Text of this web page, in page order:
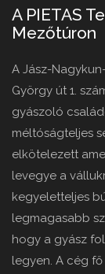
A PIETAS
Mezőtúron
A Jász-
György út 1.
gyászoló
méltóságteljes
elkötelezett
levegye a
kegyeletteljes
legmagasabb
hogy a gyász
legyen. A cég